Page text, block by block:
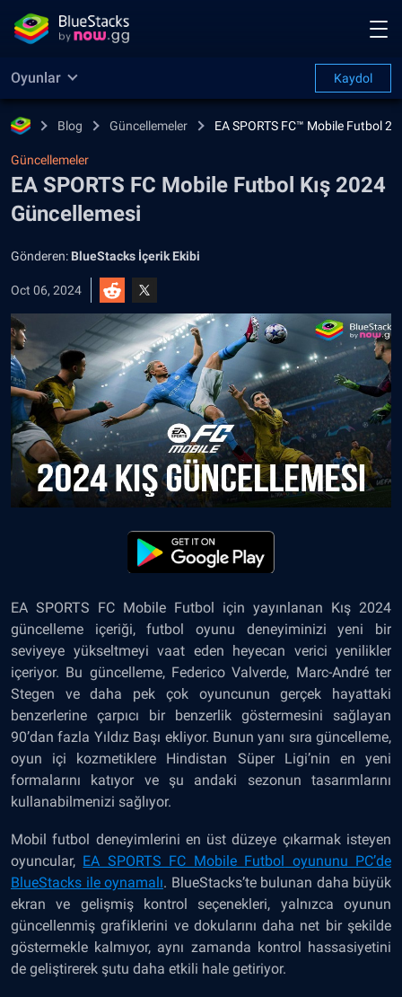
Oyunlar Kaydol
Blog Güncellemeler EA SPORTS FC™ Mobile Futbol 26
Güncellemeler
EA SPORTS FC Mobile Futbol Kış 2024
Güncellemesi
Gönderen: BlueStacks İçerik Ekibi
Oct 06, 2024
EA SPORTS FC Mobile Futbol için yayınlanan Kış 2024
güncelleme içeriği, futbol oyunu deneyiminizi yeni bir
seviyeye yükseltmeyi vaat eden heyecan verici yenilikler
içeriyor. Bu güncelleme, Federico Valverde, Marc-André ter
Stegen ve daha pek çok oyuncunun gerçek hayattaki
benzerlerine çarpıcı bir benzerlik göstermesini sağlayan
90’dan fazla Yıldız Başı ekliyor. Bunun yanı sıra güncelleme,
oyun içi kozmetiklere Hindistan Süper Ligi’nin en yeni
formalarını katıyor ve şu andaki sezonun tasarımlarını
kullanabilmenizi sağlıyor.
Mobil futbol deneyimlerini en üst düzeye çıkarmak isteyen
oyuncular, EA SPORTS FC Mobile Futbol oyununu PC’de
BlueStacks ile oynamalı. BlueStacks’te bulunan daha büyük
ekran ve gelişmiş kontrol seçenekleri, yalnızca oyunun
güncellenmiş grafiklerini ve dokularını daha net bir şekilde
göstermekle kalmıyor, aynı zamanda kontrol hassasiyetini
de geliştirerek şutu daha etkili hale getiriyor.